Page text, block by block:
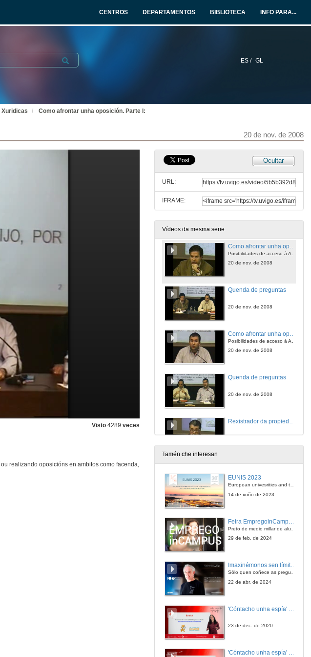
CENTROS DEPARTAMENTOS BIBLIOTECA INFO PARA...
ES / GL
Submit
Como afrontar unha oposición. Parte I:
20 de nov. de 2008
Visto 4289 veces
realizando oposicións en ambitos como facenda,
Ocultar
URL:
IFRAME:
Vídeos da mesma serie
Quenda de preguntas
19 de nov. de 2008
Acceso as forzas e corpos de seguridade en España e Portugal
Quenda de preguntas
20 de nov. de 2008
Posibilidades de acceso á Administración Pública
20 de nov. de 2008
Quenda de preguntas
20 de nov. de 2008
Posibilidades de acceso á Administración Pública
20 de nov. de 2008
Quenda de preguntas
20 de nov. de 2008
Quenda de preguntas
21 de nov. de 2008
21 de nov. de 2008
21 de nov. de 2008
Tamén che interesan
EUNIS 2023
European univesrities and the digital transformation: challenges and opportunities ahead
14 de xuño de 2023
Preto de medio millar de alumnas e alumnos buscan coñecer máis de preto as oportunidades que lles achegan as arredor de medio cento de empresas que participan na edición viguesa da feira. Xunto coa visita aos stands, durante a feria desenvólvense varias actividades complementarias, como obradoiros, conversas, mesas redondas ou o pasaporte de empregabilidade, un espazo no que poderán recibir asesoramento sobre o seu CV.
29 de feb. de 2024
Imaxinémonos sen límites. Cátedras Telefónica
Sólo quen coñece as preguntas pode imaxinar novas respostas
22 de abr. de 2024
23 de dec. de 2020
'Cóntacho unha espía' Criptografía